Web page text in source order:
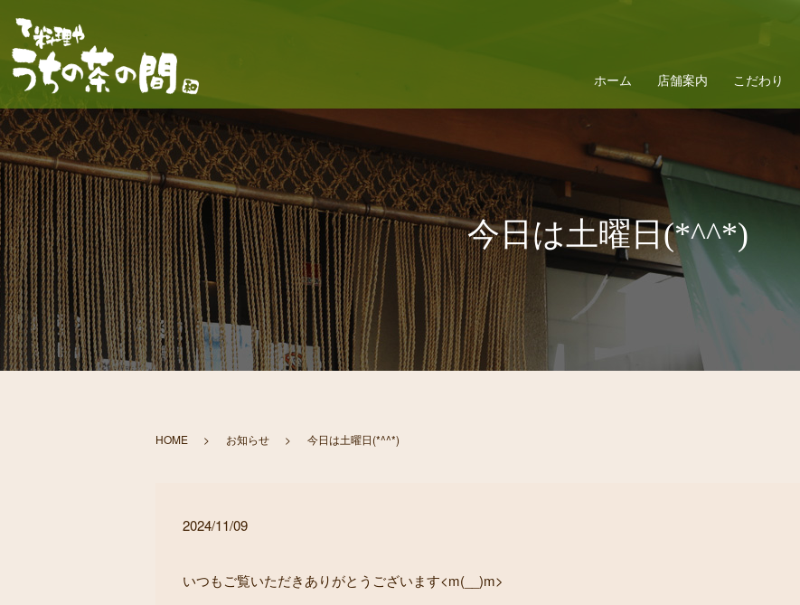
ホーム 店舗案内 こだわり
今日は土曜日(*^^*)
HOME お知らせ 今日は土曜日(*^^*)
2024/11/09
いつもご覧いただきありがとうございます<m(__)m>